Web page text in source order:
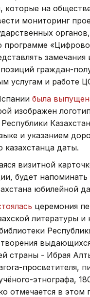
которые на
мониторинг
органов,
программе
замечания
граждан-
услугам и работе
была
изображен
и указанием
казахстанца даты.
визитной
будет
юбилейной
церемония
литературы и
страны - Ибрая
просветителя,
этнографа,
отмечается в этом